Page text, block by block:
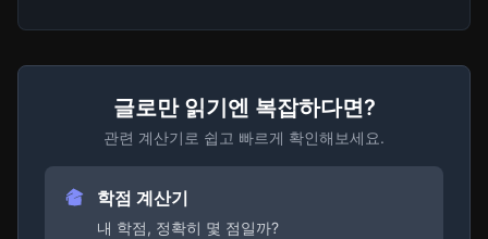
글로만 읽기엔 복잡하다면?
관련 계산기로 쉽고 빠르게 확인해보세요.
학점 계산기
내 학점, 정확히 몇 점일까?